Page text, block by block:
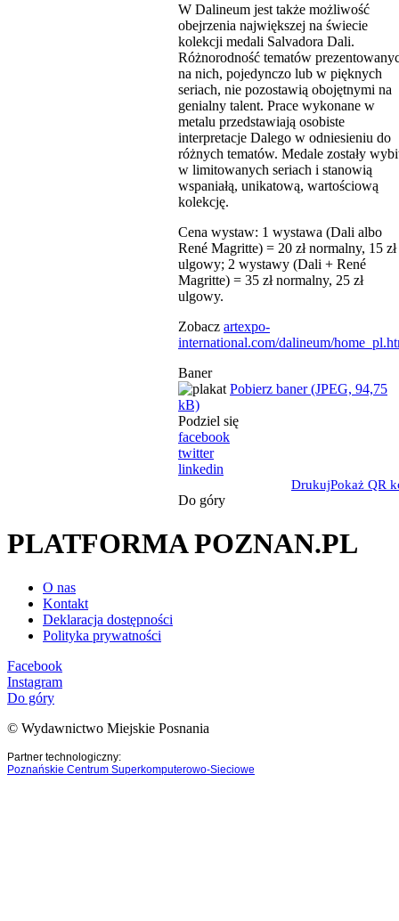
W Dalineum jest także możliwość
obejrzenia największej na świecie
kolekcji medali Salvadora Dali.
Różnorodność tematów
na nich, pojedynczo lub w pięknych
seriach, nie pozostawią obojętnymi na
genialny talent. Prace wykonane w
metalu przedstawiają osobiste
interpretacje Dalego w odniesieniu do
różnych tematów. Medale zostały
w limitowanych seriach i stanowią
wspaniałą, unikatową, wartościową
kolekcję.
Cena wystaw: 1 wystawa (Dali albo
René Magritte) = 20 zł normalny, 15 zł
ulgowy; 2 wystawy (Dali + René
Magritte) = 35 zł normalny, 25 zł
ulgowy.
Zobacz artexpo-
international.com/dalineum/
Baner
Pobierz baner (JPEG, 94,75
kB)
Podziel się
facebook
twitter
linkedin
DrukujPokaż QR
Do góry
PLATFORMA POZNAN.PL
O nas
Kontakt
Deklaracja dostępności
Polityka prywatności
Facebook
Instagram
Do góry
© Wydawnictwo Miejskie Posnania
Partner technologiczny:
Poznańskie Centrum Superkomputerowo-Sieciowe